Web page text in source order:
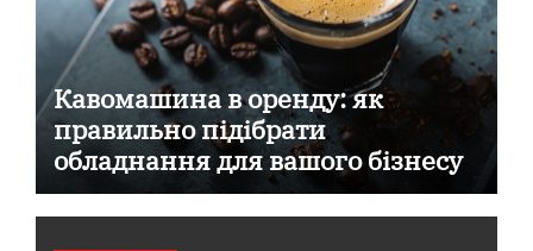
Кавомашина в оренду: як
правильно підібрати
обладнання для вашого бізнесу